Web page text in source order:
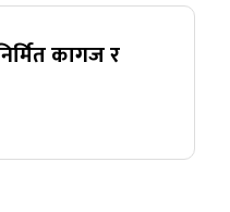
कागज र